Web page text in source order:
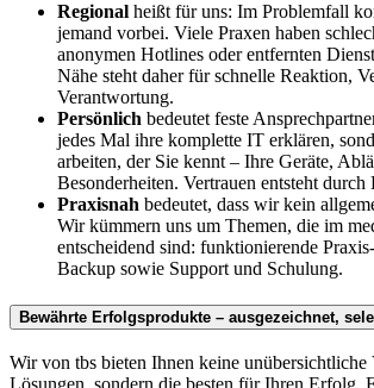
Regional heißt für uns: Im Problemfall
jemand vorbei. Viele Praxen haben
anonymen Hotlines oder entfernten
Nähe steht daher für schnelle Reaktion,
Verantwortung.
Persönlich bedeutet feste
jedes Mal ihre komplette IT erklären,
arbeiten, der Sie kennt – Ihre Geräte,
Besonderheiten. Vertrauen entsteht
Praxisnah bedeutet, dass wir kein
Wir kümmern uns um Themen, die im
entscheidend sind: funktionierende
Backup sowie Support und Schulung.
Bewährte Erfolgsprodukte – ausgezeichnet,
Wir von tbs bieten Ihnen keine unübersichtliche
Lösungen, sondern die besten für Ihren Erfolg.